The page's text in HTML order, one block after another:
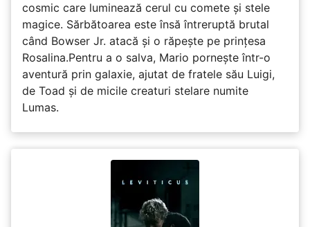
cosmic care luminează cerul cu comete și stele
magice. Sărbătoarea este însă întreruptă brutal
când Bowser Jr. atacă și o răpește pe prinţesa
Rosalina.Pentru a o salva, Mario pornește într-o
aventură prin galaxie, ajutat de fratele său Luigi,
de Toad și de micile creaturi stelare numite
Lumas.